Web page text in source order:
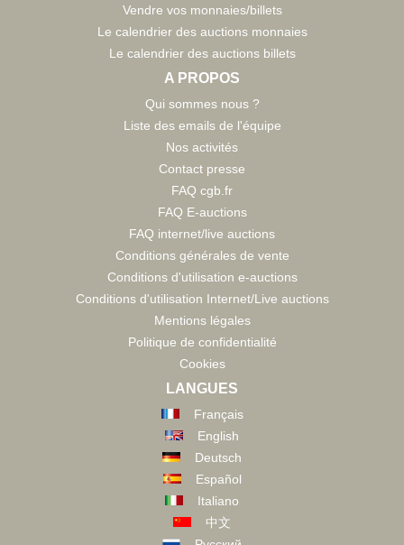
Vendre vos monnaies/billets
Le calendrier des auctions monnaies
Le calendrier des auctions billets
A PROPOS
Qui sommes nous ?
Liste des emails de l'équipe
Nos activités
Contact presse
FAQ cgb.fr
FAQ E-auctions
FAQ internet/live auctions
Conditions générales de vente
Conditions d'utilisation e-auctions
Conditions d'utilisation Internet/Live auctions
Mentions légales
Politique de confidentialité
Cookies
LANGUES
Français
English
Deutsch
Español
Italiano
中文